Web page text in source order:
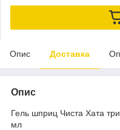
Опис Доставка
Опис
Гель шприц Чиста Хата
мл